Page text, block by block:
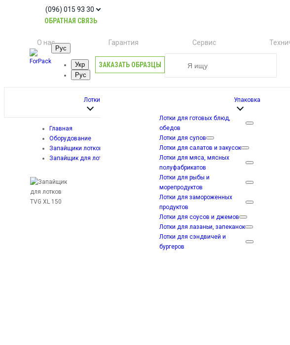
(096) 015 93 30
ОБРАТНАЯ СВЯЗЬ
О нас Гарантия Сервис
Рус
Укр
Рус
ЗАКАЗАТЬ ОБРАЗЦЫ
Лотки
Лотки для готовых блюд,
обедов
Лотки для супов
Лотки для салатов и закусок
Лотки для мяса, мясных
полуфабрикатов
Лотки для рыбы и
морепродуктов
Лотки для замороженных
продуктов
Лотки для соусов и джемов
Лотки для лазаньи, запеканок
Лотки для сэндвичей и
бургеров
Упаковка
Главная
Оборудование
Запайщики лотков (трейсилеры)
Запайщик для лотков TVG XL 150